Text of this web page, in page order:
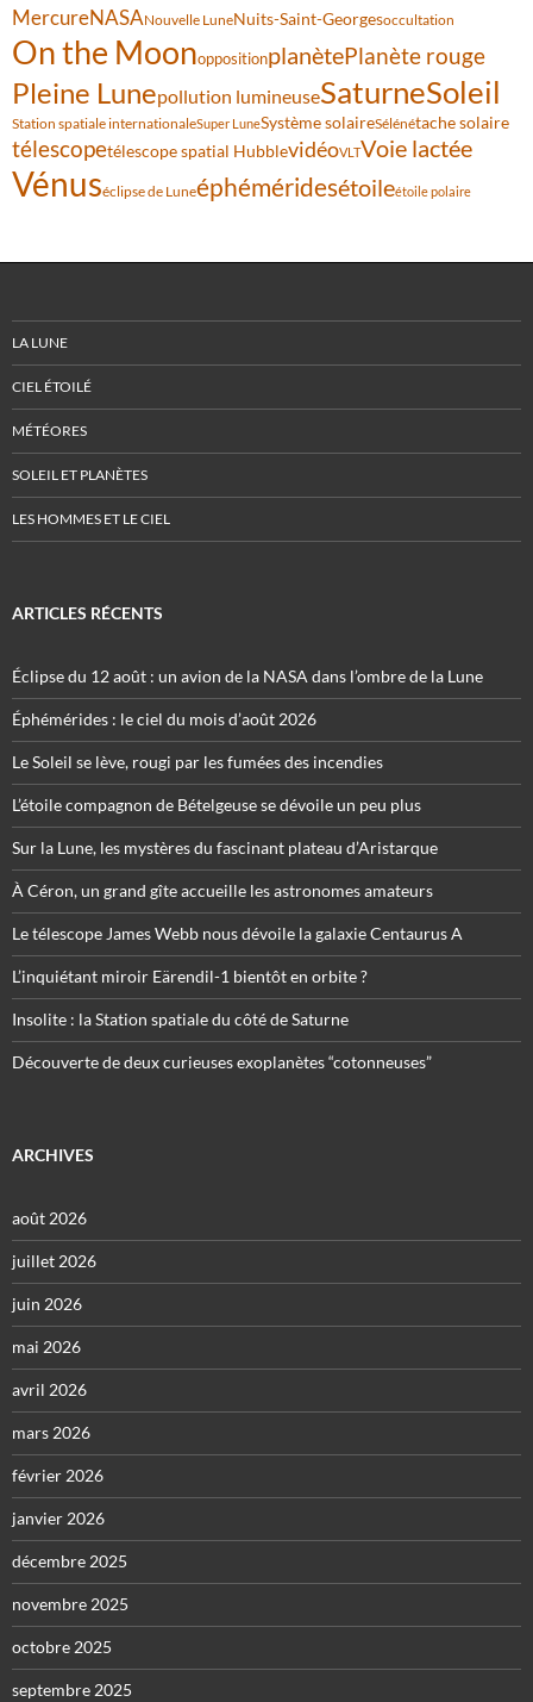
MercureNASANouvelle LuneNuits-Saint-Georgesoccultation
On the MoonoppositionplanètePlanète rouge
Pleine Lunepollution lumineuseSaturneSoleil
Station spatiale internationaleSuper LuneSystème solaireSélénétache solaire
télescopetélescope spatial HubblevidéoVLTVoie lactée
Vénuséclipse de Luneéphéméridesétoileétoile polaire
LA LUNE
CIEL ÉTOILÉ
MÉTÉORES
SOLEIL ET PLANÈTES
LES HOMMES ET LE CIEL
ARTICLES RÉCENTS
Éclipse du 12 août : un avion de la NASA dans l’ombre de la Lune
Éphémérides : le ciel du mois d’août 2026
Le Soleil se lève, rougi par les fumées des incendies
L’étoile compagnon de Bételgeuse se dévoile un peu plus
Sur la Lune, les mystères du fascinant plateau d’Aristarque
À Céron, un grand gîte accueille les astronomes amateurs
Le télescope James Webb nous dévoile la galaxie Centaurus A
L’inquiétant miroir Eärendil-1 bientôt en orbite ?
Insolite : la Station spatiale du côté de Saturne
Découverte de deux curieuses exoplanètes “cotonneuses”
ARCHIVES
août 2026
juillet 2026
juin 2026
mai 2026
avril 2026
mars 2026
février 2026
janvier 2026
décembre 2025
novembre 2025
octobre 2025
septembre 2025